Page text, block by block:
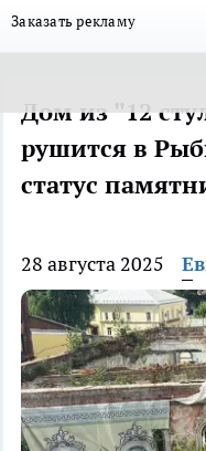
Заказать рекламу
Дом из "12
рушится в
статус
28 августа 2025